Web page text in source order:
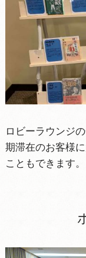
ロビーラウンジ
期滞在のお客様
こともできます。